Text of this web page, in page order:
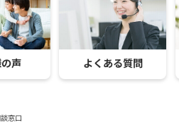
声 よくある質問
窓口